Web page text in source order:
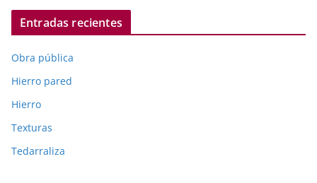
Entradas recientes
Obra pública
Hierro pared
Hierro
Texturas
Tedarraliza